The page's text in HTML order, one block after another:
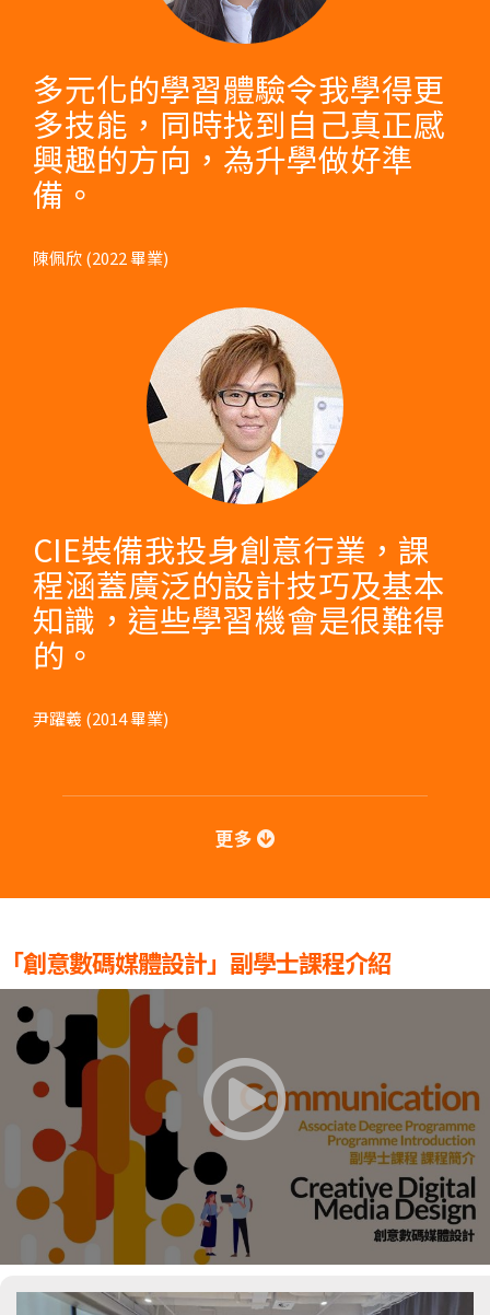
多元化的學習體驗令我學得更
多技能，同時找到自己真正感
興趣的方向，為升學做好準
備。
陳佩欣 (2022 畢業)
CIE裝備我投身創意行業，課
程涵蓋廣泛的設計技巧及基本
知識，這些學習機會是很難得
的。
尹躍羲 (2014 畢業)
更多
「創意數碼媒體設計」副學士課程介紹